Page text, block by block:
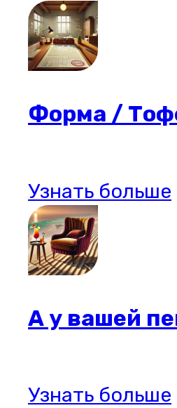
Форма /
Узнать больше
А у вашей
Узнать больше